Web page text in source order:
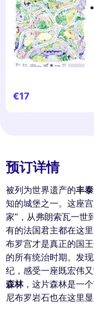
€17
预订详情
被列为世界遗产的丰
知的城堡之一。这座
家”，从弗朗索瓦一世
有的法国君主都在这
布罗宫才是真正的国
的所有统治时期。发
纪，感受一座既宏伟
森林，这片森林是一
尼布罗岩石也在这里显